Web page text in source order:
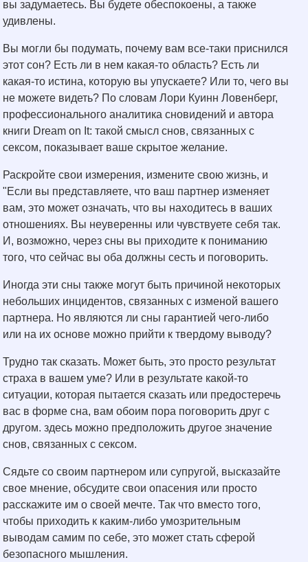
вы задумаетесь. Вы будете обеспокоены, а также
удивлены.
Вы могли бы подумать, почему вам все-таки приснился
этот сон? Есть ли в нем какая-то область? Есть ли
какая-то истина, которую вы упускаете? Или то, чего вы
не можете видеть? По словам Лори Куинн Ловенберг,
профессионального аналитика сновидений и автора
книги Dream on It: такой смысл снов, связанных с
сексом, показывает ваше скрытое желание.
Раскройте свои измерения, измените свою жизнь, и
"Если вы представляете, что ваш партнер изменяет
вам, это может означать, что вы находитесь в ваших
отношениях. Вы неуверенны или чувствуете себя так.
И, возможно, через сны вы приходите к пониманию
того, что сейчас вы оба должны сесть и поговорить.
Иногда эти сны также могут быть причиной некоторых
небольших инцидентов, связанных с изменой вашего
партнера. Но являются ли сны гарантией чего-либо
или на их основе можно прийти к твердому выводу?
Трудно так сказать. Может быть, это просто результат
страха в вашем уме? Или в результате какой-то
ситуации, которая пытается сказать или предостеречь
вас в форме сна, вам обоим пора поговорить друг с
другом. здесь можно предположить другое значение
снов, связанных с сексом.
Сядьте со своим партнером или супругой, высказайте
свое мнение, обсудите свои опасения или просто
расскажите им о своей мечте. Так что вместо того,
чтобы приходить к каким-либо умозрительным
выводам самим по себе, это может стать сферой
безопасного мышления.